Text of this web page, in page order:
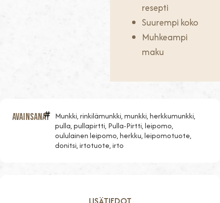
resepti
Suurempi koko
Muhkeampi
maku
Avainsanat Munkki, rinkilämunkki, munkki, herkkumunkki,
pulla, pullapirtti, Pulla-Pirtti, leipomo,
oululainen leipomo, herkku, leipomotuote,
donitsi, irtotuote, irto